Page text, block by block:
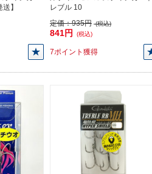
】
レブル 10
定価：935円 (税込)
841円 (税込)
7ポイント獲得